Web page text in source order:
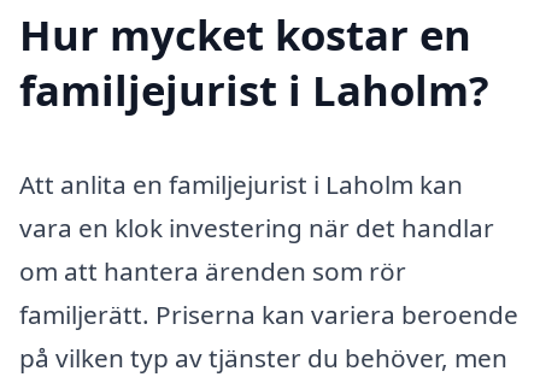
Hur mycket kostar en
familjejurist i Laholm?
Att anlita en familjejurist i Laholm kan
vara en klok investering när det handlar
om att hantera ärenden som rör
familjerätt. Priserna kan variera beroende
på vilken typ av tjänster du behöver, men